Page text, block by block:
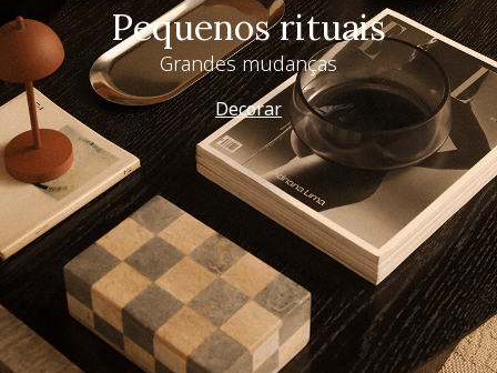
Pequenos rituais
Grandes mudanças
Decorar